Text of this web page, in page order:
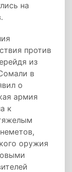
на
против
из
в
о
армия
к
оружия